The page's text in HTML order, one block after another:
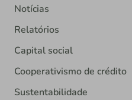
Notícias
Relatórios
Capital social
Cooperativismo de crédito
Sustentabilidade